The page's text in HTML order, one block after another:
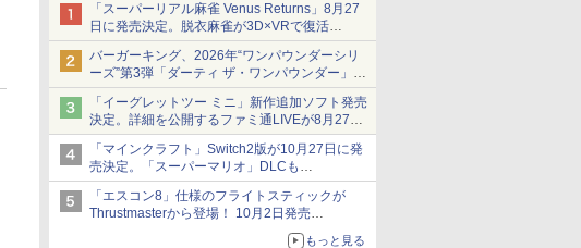
「スーパーリアル麻雀 Venus Returns」8月27
日に発売決定。脱衣麻雀が3D×VRで復活
発売から2週間は20%オフになるセールが実施
バーガーキング、2026年“ワンパウンダーシリ
ーズ”第3弾「ダーティ ザ・ワンパウンダー」を
8月7日発売
「特製ガーリックマヨソース」を使用した超大
型チーズバーガー
「イーグレットツー ミニ」新作追加ソフト発売
決定。詳細を公開するファミ通LIVEが8月27日
20時から配信
シリーズ累計100タイトルへ
「マインクラフト」Switch2版が10月27日に発
売決定。「スーパーマリオ」DLCも
Switch版からのアップグレードも可能に
「エスコン8」仕様のフライトスティックが
Thrustmasterから登場！ 10月2日発売
ジョイスティックに振動機能を搭載。予約受付
もっと見る